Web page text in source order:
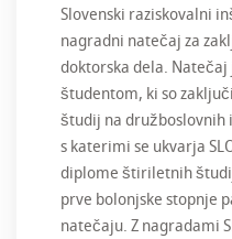
Slovenski raziskovalni
nagradni natečaj za
doktorska dela.
študentom, ki so
študij na
s katerimi se ukvarja
diplome štiriletnih
prve bolonjske stopnje
natečaju. Z nagradami